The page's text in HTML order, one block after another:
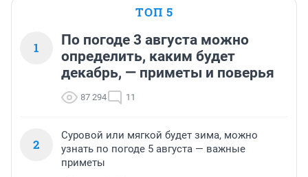
ТОП 5
1
По погоде 3 августа можно
определить, каким будет
декабрь, — приметы и поверья
87 294 11
2
Суровой или мягкой будет зима, можно
узнать по погоде 5 августа — важные
приметы